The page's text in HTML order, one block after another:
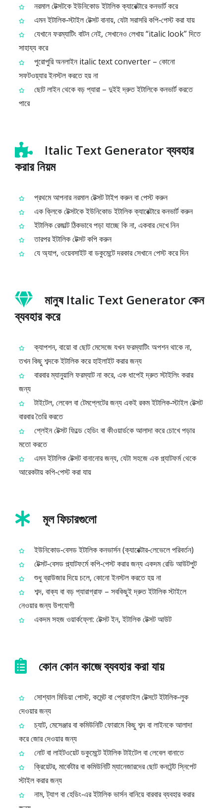
নরমাল টেক্সটকে ইউনিকোড ইটালিক ক্যারেক্টারে কনভার্ট করে
এমন ইটালিক‑স্টাইল টেক্সট বানায়, যেটা সরাসরি কপি‑পেস্ট করা যায়
যেখানে ফরম্যাটিং বাটন নেই, সেখানেও লেখায় “italic look” দিতে
সাহায্য করে
পুরোপুরি অনলাইন italic text converter – কোনো
সফটওয়্যার ইনস্টল করতে হয় না
ছোট লাইন থেকে বড় প্যারা – দুইই দ্রুত ইটালিকে কনভার্ট করতে
পারে
Italic Text Generator ব্যবহার
করার নিয়ম
প্রথমে আপনার নরমাল টেক্সট টাইপ করুন বা পেস্ট করুন
এক ক্লিকে টেক্সটকে ইউনিকোড ইটালিক ক্যারেক্টারে কনভার্ট করুন
ইটালিক রেজাল্ট ঠিকভাবে পড়া যাচ্ছে কি না, একবার দেখে নিন
তারপর ইটালিক টেক্সট কপি করুন
যে অ্যাপ, ওয়েবসাইট বা ডকুমেন্টে দরকার সেখানে পেস্ট করে দিন
মানুষ Italic Text Generator কেন
ব্যবহার করে
ক্যাপশন, বায়ো বা ছোট মেসেজে যখন ফরম্যাটিং অপশন থাকে না,
তখন কিছু শব্দকে ইটালিক করে হাইলাইট করার জন্য
বারবার ম্যানুয়ালি ফরম্যাট না করে, এক ধাপেই দ্রুত স্টাইলিং করার
জন্য
টাইটেল, লেবেল বা টেমপ্লেটের জন্য একই রকম ইটালিক‑স্টাইল টেক্সট
বারবার তৈরি করতে
প্লেইন টেক্সট ফিল্ডে হেডিং বা কীওয়ার্ডকে আলাদা করে চোখে পড়ার
মতো করতে
এমন ইটালিক টেক্সট বানানোর জন্য, যেটা সহজে এক প্ল্যাটফর্ম থেকে
আরেকটায় কপি‑পেস্ট করা যায়
মূল ফিচারগুলো
ইউনিকোড‑বেসড ইটালিক কনভার্সন (ক্যারেক্টার‑লেভেলে পরিবর্তন)
টেক্সট‑বেসড প্ল্যাটফর্মে কপি‑পেস্ট করার জন্য একদম রেডি আউটপুট
শুধু ব্রাউজার দিয়ে চলে, কোনো ইনস্টল করতে হয় না
শব্দ, বাক্য বা বড় প্যারাগ্রাফ – সবকিছুই দ্রুত ইটালিক স্টাইলে
নেওয়ার জন্য উপযোগী
একদম সহজ ওয়ার্কফ্লো: টেক্সট ইন, ইটালিক টেক্সট আউট
কোন কোন কাজে ব্যবহার করা যায়
সোশ্যাল মিডিয়া পোস্ট, কমেন্ট বা প্রোফাইল টেক্সটে ইটালিক‑লুক
দেওয়ার জন্য
চ্যাট, মেসেঞ্জার বা কমিউনিটি ফোরামে কিছু শব্দ বা লাইনকে আলাদা
করে জোর দেওয়ার জন্য
নোট বা লাইটওয়েট ডকুমেন্টে ইটালিক টাইটেল বা লেবেল বানাতে
ক্রিয়েটর, মার্কেটার বা কমিউনিটি ম্যানেজারদের ছোট কনটেন্ট স্নিপেট
স্টাইল করার জন্য
নাম, ট্যাগ বা হেডিং‑এর ইটালিক ভার্সন বানিয়ে বারবার ব্যবহার করার